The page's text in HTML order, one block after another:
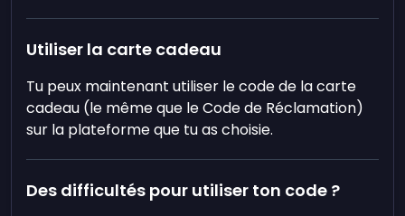
Utiliser la carte cadeau
Tu peux maintenant utiliser le code de la carte
cadeau (le même que le Code de Réclamation)
sur la plateforme que tu as choisie.
Des difficultés pour utiliser ton code ?